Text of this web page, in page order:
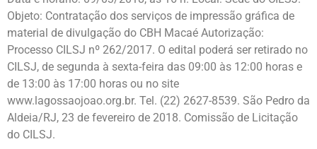
Objeto: Contratação dos serviços de impressão gráfica de
material de divulgação do CBH Macaé Autorização:
Processo CILSJ nº 262/2017. O edital poderá ser retirado no
CILSJ, de segunda à sexta-feira das 09:00 às 12:00 horas e
de 13:00 às 17:00 horas ou no site
www.lagossaojoao.org.br. Tel. (22) 2627-8539. São Pedro da
Aldeia/RJ, 23 de fevereiro de 2018. Comissão de Licitação
do CILSJ.